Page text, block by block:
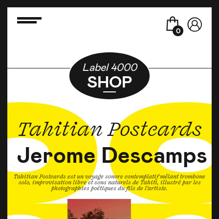
0
Label 4000
SHOP
Tahitian Postcards
Jerome Descamps
Tahitian Postcards est un voyage sonore contemplatif mêlant trombone
solo, improvisation libre et sons naturels de Tahiti, illustré par les
photographies poétiques du fils de l’artiste.